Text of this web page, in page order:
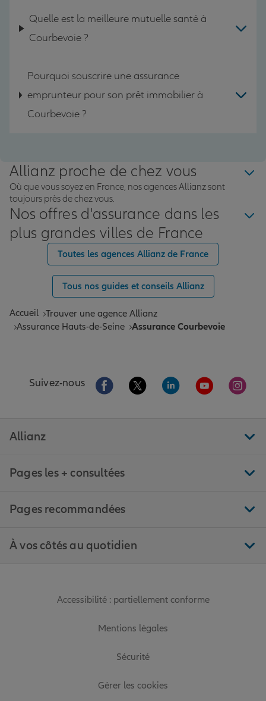
Quelle est la meilleure mutuelle santé à
Courbevoie ?
Pourquoi souscrire une assurance
emprunteur pour son prêt immobilier à
Courbevoie ?
Allianz proche de chez vous
Où que vous soyez en France, nos agences Allianz sont
toujours près de chez vous.
Nos offres d'assurance dans les
plus grandes villes de France
Toutes les agences Allianz de France
Tous nos guides et conseils Allianz
Accueil Trouver une agence Allianz
Assurance Hauts-de-Seine Assurance Courbevoie
Suivez-nous Aller sur la page Facebook de Allianz
Aller sur la page Twitter de
Aller sur la page
Aller sur la
Aller
Allianz
Pages les + consultées
Pages recommandées
À vos côtés au quotidien
Accessibilité : partiellement conforme
Mentions légales
Sécurité
Gérer les cookies